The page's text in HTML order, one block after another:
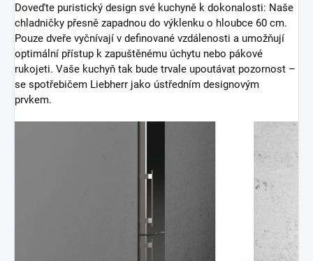
Doveďte puristický design své kuchyně k dokonalosti: Naše
chladničky přesně zapadnou do výklenku o hloubce 60 cm.
Pouze dveře vyčnívají v definované vzdálenosti a umožňují
optimální přístup k zapuštěnému úchytu nebo pákové
rukojeti. Vaše kuchyň tak bude trvale upoutávat pozornost –
se spotřebičem Liebherr jako ústředním designovým
prvkem.